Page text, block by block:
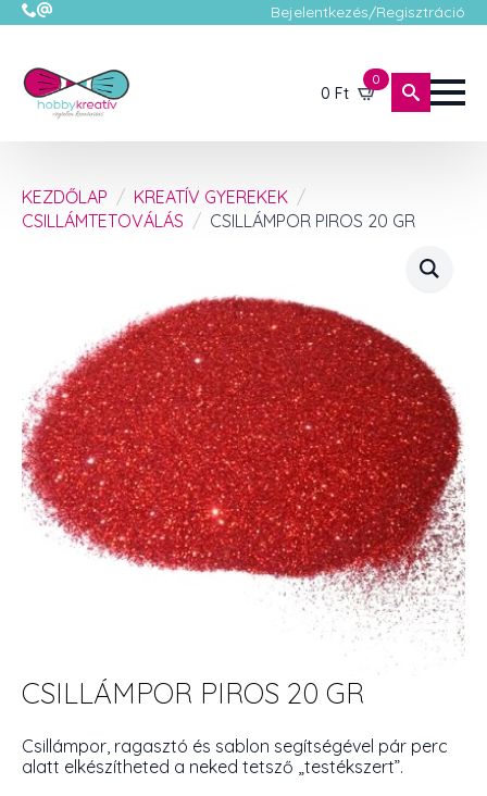
Bejelentkezés/Regisztráció
0 Ft
0
KEZDŐLAP
KREATÍV GYEREKEK
CSILLÁMTETOVÁLÁS
CSILLÁMPOR PIROS 20 GR
CSILLÁMPOR PIROS 20 GR
Csillámpor, ragasztó és sablon segítségével pár perc
alatt elkészítheted a neked tetsző „testékszert”.